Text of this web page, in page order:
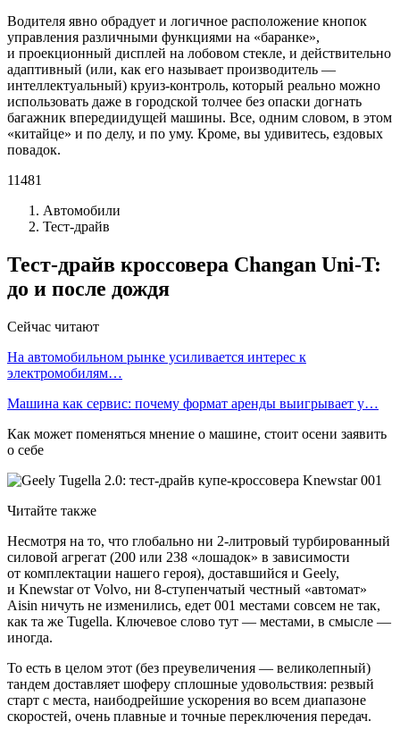
Водителя явно обрадует и логичное расположение кнопок
управления различными функциями на «баранке»,
и проекционный дисплей на лобовом стекле, и действительно
адаптивный (или, как его называет производитель —
интеллектуальный) круиз-контроль, который реально можно
использовать даже в городской толчее без опаски догнать
багажник впередиидущей машины. Все, одним словом, в этом
«китайце» и по делу, и по уму. Кроме, вы удивитесь, ездовых
повадок.
11481
Автомобили
Тест-драйв
Тест-драйв кроссовера Changan Uni-T:
до и после дождя
Сейчас читают
На автомобильном рынке усиливается интерес к
электромобилям…
Машина как сервис: почему формат аренды выигрывает у…
Как может поменяться мнение о машине, стоит осени заявить
о себе
Читайте также
Несмотря на то, что глобально ни 2-литровый турбированный
силовой агрегат (200 или 238 «лошадок» в зависимости
от комплектации нашего героя), доставшийся и Geely,
и Knewstar от Volvo, ни 8-ступенчатый честный «автомат»
Aisin ничуть не изменились, едет 001 местами совсем не так,
как та же Tugella. Ключевое слово тут — местами, в смысле —
иногда.
То есть в целом этот (без преувеличения — великолепный)
тандем доставляет шоферу сплошные удовольствия: резвый
старт с места, наибодрейшие ускорения во всем диапазоне
скоростей, очень плавные и точные переключения передач.